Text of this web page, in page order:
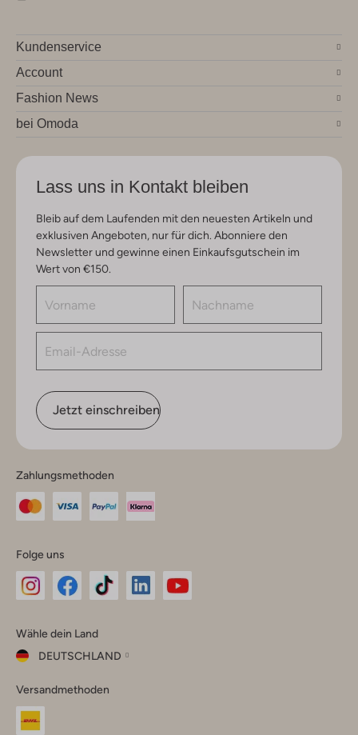
Kundenservice
Account
Fashion News
bei Omoda
Lass uns in Kontakt bleiben
Bleib auf dem Laufenden mit den neuesten Artikeln und
exklusiven Angeboten, nur für dich. Abonniere den
Newsletter und gewinne einen Einkaufsgutschein im
Wert von €150.
Jetzt einschreiben
Zahlungsmethoden
Folge uns
Instagram
Facebook
TikTok
Wähle dein Land
DEUTSCHLAND
dein
Land
Versandmethoden